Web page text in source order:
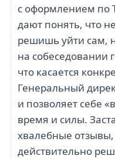
с оформлением по
дают понять, что
решишь уйти сам,
на собеседовании
что касается
Генеральный
и позволяет себе
время и силы.
хвалебные отзывы,
действительно